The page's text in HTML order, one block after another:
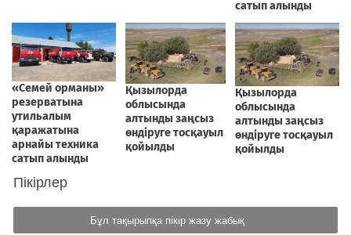
Пікірлер
Бұл тақырыпқа пікір жазу жабық